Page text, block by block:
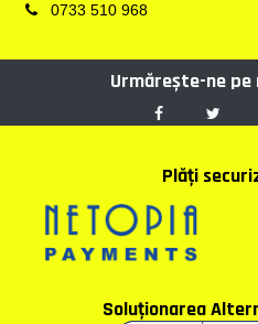
0733 510 968
Urmărește-ne pe
Plăţi
Soluţionarea